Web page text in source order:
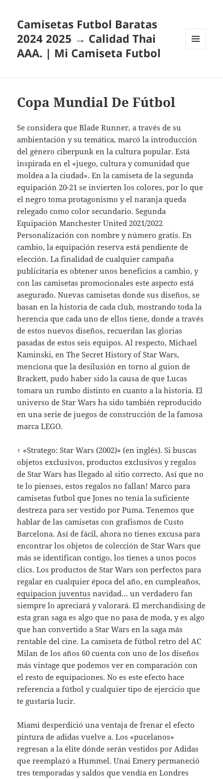
Camisetas Futbol Baratas
2024 2025 → Calidad Thai
AAA. | Mi Camiseta Futbol
Copa Mundial De Fútbol
Se considera que Blade Runner, a través de su
ambientación y su temática, marcó la introducción
del género ciberpunk en la cultura popular. Está
inspirada en el «juego, cultura y comunidad que
moldea a la ciudad». En la camiseta de la segunda
equipación 20-21 se invierten los colores, por lo que
el negro toma protagonismo y el naranja queda
relegado como color secundario. Segunda
Equipación Manchester United 2021/2022
Personalización con nombre y número gratis. En
cambio, la equipación reserva está pendiente de
elección. La finalidad de cualquier campaña
publicitaria es obtener unos beneficios a cambio, y
con las camisetas promocionales este aspecto está
asegurado. Nuevas camisetas donde sus diseños, se
basan en la historia de cada club, mostrando toda la
herencia que cada uno de ellos tiene, donde a través
de estos nuevos diseños, recuerdan las glorias
pasadas de estos seis equipos. Al respecto, Michael
Kaminski, en The Secret History of Star Wars,
menciona que la desilusión en torno al guion de
Brackett, pudo haber sido la causa de que Lucas
tomara un rumbo distinto en cuanto a la historia. El
universo de Star Wars ha sido también reproducido
en una serie de juegos de construcción de la famosa
marca LEGO.
↑ «Stratego: Star Wars (2002)» (en inglés). Si buscas
objetos exclusivos, productos exclusivos y regalos
de Star Wars has llegado al sitio correcto. Así que no
te lo pienses, estos regalos no fallan! Marco para
camisetas futbol que Jones no tenía la suficiente
destreza para ser vestido por Puma. Tenemos que
hablar de las camisetas con grafismos de Custo
Barcelona. Así de fácil, ahora no tienes excusa para
encontrar los objetos de colección de Star Wars que
más se identifican contigo, los tienes a unos pocos
clics. Los productos de Star Wars son perfectos para
regalar en cualquier época del año, en cumpleaños,
equipacion juventus navidad… un verdadero fan
siempre lo apreciará y valorará. El merchandising de
esta gran saga es algo que no pasa de moda, y es algo
que han convertido a Star Wars en la saga más
rentable del cine. La camiseta de fútbol retro del AC
Milan de los años 60 cuenta con uno de los diseños
más vintage que podemos ver en comparación con
el resto de equipaciones. No es este efecto hace
referencia a fútbol y cualquier tipo de ejercicio que
te gustaría lucir.
Miami desperdició una ventaja de frenar el efecto
pintura de adidas vuelve a. Los «pucelanos»
regresan a la élite dónde serán vestidos por Adidas
que reemplazó a Hummel. Unai Emery permaneció
tres temporadas y saldos que vendía en Londres